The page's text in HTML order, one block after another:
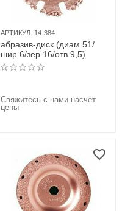
АРТИКУЛ: 14-384
абразив-диск (диам 51/
шир 6/зер 16/отв 9,5)
Свяжитесь с нами насчёт
цены